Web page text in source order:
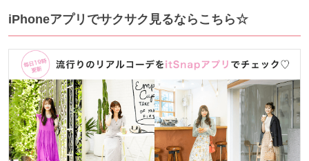
iPhoneアプリでサクサク見るならこちら☆